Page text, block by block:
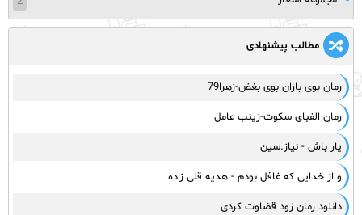
مطالب پیشنهادی
رمان بوی باران بوی بغض-زهرا79
رمان الفبای سکوت-زینب عامل
یار باش - نیاز.سین
و از خدایی که غافل بودم - هدیه قلی زاده
دانلود رمان زود قضاوت کردی